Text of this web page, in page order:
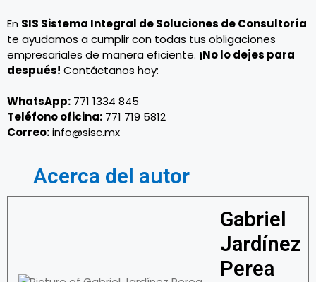
En SIS Sistema Integral de Soluciones de Consultoría
te ayudamos a cumplir con todas tus obligaciones
empresariales de manera eficiente. ¡No lo dejes para
después! Contáctanos hoy:
WhatsApp: 771 1334 845
Teléfono oficina: 771 719 5812
Correo:info@sisc.mx
Acerca del autor
Gabriel
Jardínez
Perea